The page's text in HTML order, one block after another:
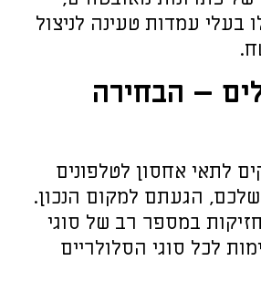
בעלי עמדות טעינה לניצול
– הבחירה
לתאי אחסון לטלפונים
שלכם, הגעתם למקום הנכון.
במספר רב של סוגי
לכל סוגי הסלולריים